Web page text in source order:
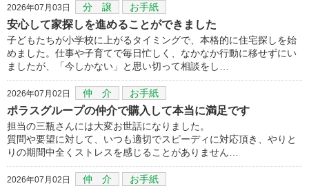
2026年07月03日 分 譲 お手紙
安心して家探しを進めることができました
子どもたちが小学校に上がるタイミングで、本格的に住宅探しを始
めました。仕事や子育てで毎日忙しく、なかなか行動に移せずにい
ましたが、「今しかない」と思い切って相談をし…
2026年07月02日 仲 介 お手紙
ポラスグループの仲介で購入して本当に満足です
担当の三瓶さんには大変お世話になりました。
質問や要望に対して、いつも適切でスピーディに対応頂き、やりと
りの期間中全くストレスを感じることがありません…
2026年07月02日 仲 介 お手紙